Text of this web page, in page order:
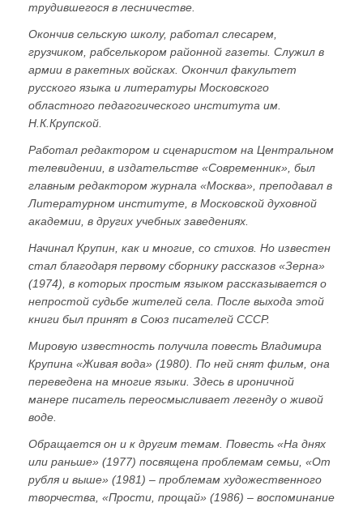
трудившегося в лесничестве.
Окончив сельскую школу, работал слесарем,
грузчиком, рабселькором районной газеты. Служил в
армии в ракетных войсках. Окончил факультет
русского языка и литературы Московского
областного педагогического института им.
Н.К.Крупской.
Работал редактором и сценаристом на Центральном
телевидении, в издательстве «Современник», был
главным редактором журнала «Москва», преподавал в
Литературном институте, в Московской духовной
академии, в других учебных заведениях.
Начинал Крупин, как и многие, со стихов. Но известен
стал благодаря первому сборнику рассказов «Зерна»
(1974), в которых простым языком рассказывается о
непростой судьбе жителей села. После выхода этой
книги был принят в Союз писателей СССР.
Мировую известность получила повесть Владимира
Крупина «Живая вода» (1980). По ней снят фильм, она
переведена на многие языки. Здесь в ироничной
манере писатель переосмысливает легенду о живой
воде.
Обращается он и к другим темам. Повесть «На днях
или раньше» (1977) посвящена проблемам семьи, «От
рубля и выше» (1981) – проблемам художественного
творчества, «Прости, прощай» (1986) – воспоминание